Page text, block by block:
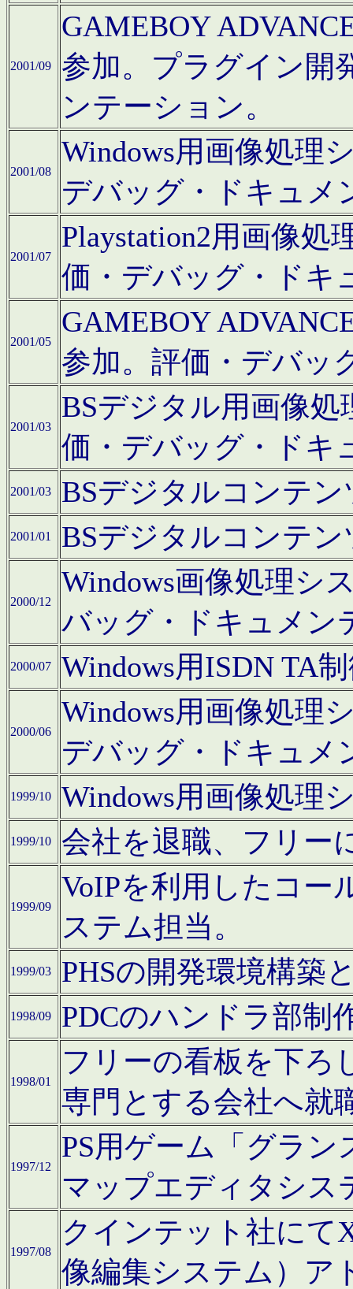
2001/09
GAMEBOY
参加。プラグイン開
ンテーション。
2001/08
Windows用画像処理
デバッグ・ドキュメ
2001/07
Playstation2用画像
価・デバッグ・ドキ
2001/05
GAMEBOY
参加。評価・デバッ
2001/03
BSデジタル用画像
価・デバッグ・ドキ
2001/03 BSデジタルコンテ
2001/01 BSデジタルコンテ
2000/12
Windows画像処理シ
バッグ・ドキュメン
2000/07 Windows用ISDN TA
2000/06
Windows用画像処理
デバッグ・ドキュメ
1999/10 Windows用画像処理
1999/10 会社を退職、フリー
1999/09
VoIPを利用したコー
ステム担当。
1999/03 PHSの開発環境構築
1998/09 PDCのハンドラ部制
1998/01
フリーの看板を下ろ
専門とする会社へ就
1997/12
PS用ゲーム「グラン
マップエディタシス
1997/08
クインテット社にて
像編集システム）ア